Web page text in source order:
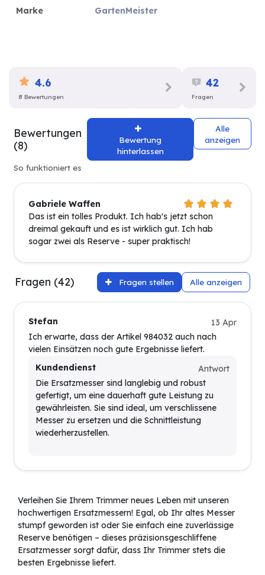
Marke
GartenMeister
4.6
8 Bewertungen
42
Fragen
Bewertungen
(8)
Bewertung
hinterlassen
Alle
anzeigen
So funktioniert es
Gabriele Waffen
Das ist ein tolles Produkt. Ich hab's jetzt schon
dreimal gekauft und es ist wirklich gut. Ich hab
sogar zwei als Reserve - super praktisch!
Fragen (42) Fragen stellen Alle anzeigen
Stefan
13 Apr
Ich erwarte, dass der Artikel 984032 auch nach
vielen Einsätzen noch gute Ergebnisse liefert.
Kundendienst
Antwort
Die Ersatzmesser sind langlebig und robust
gefertigt, um eine dauerhaft gute Leistung zu
gewährleisten. Sie sind ideal, um verschlissene
Messer zu ersetzen und die Schnittleistung
wiederherzustellen.
Verleihen Sie Ihrem Trimmer neues Leben mit unseren
hochwertigen Ersatzmessern! Egal, ob Ihr altes Messer
stumpf geworden ist oder Sie einfach eine zuverlässige
Reserve benötigen – dieses präzisionsgeschliffene
Ersatzmesser sorgt dafür, dass Ihr Trimmer stets die
besten Ergebnisse liefert.